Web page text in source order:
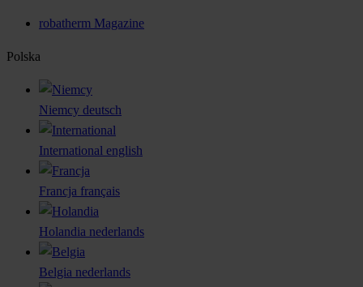
robatherm Magazine
Polska
Niemcy deutsch
International english
Francja français
Holandia nederlands
Belgia nederlands